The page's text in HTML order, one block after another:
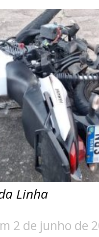
Linha
2 de junho de